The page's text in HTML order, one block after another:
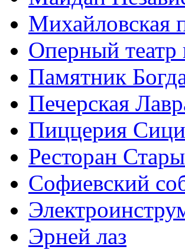
Михайловская
Оперный театр
Памятник
Печерская
Пиццерия
Ресторан
Софиевский
Эрней лаз